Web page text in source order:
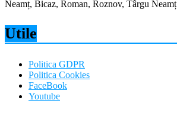
Neamț, Bicaz, Roman, Roznov, Târgu Neamț
Utile
Politica GDPR
Politica Cookies
FaceBook
Youtube